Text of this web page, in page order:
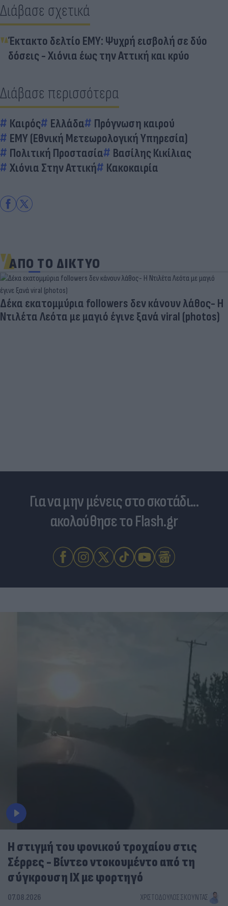
Διάβασε σχετικά
Έκτακτο δελτίο ΕΜΥ: Ψυχρή εισβολή σε δύο
δόσεις - Χιόνια έως την Αττική και κρύο
Διάβασε περισσότερα
Καιρός Ελλάδα
Πρόγνωση καιρού
ΕΜΥ (Εθνική Μετεωρολογική Υπηρεσία)
Πολιτική Προστασία
Βασίλης Κικίλιας
Χιόνια Στην Αττική
Κακοκαιρία
ΑΠΟ ΤΟ ΔΙΚΤΥΟ
Δέκα εκατομμύρια followers δεν κάνουν λάθος- Η
Ντιλέτα Λεότα με μαγιό έγινε ξανά viral (photos)
Για να μην μένεις στο σκοτάδι...
ακολούθησε το Flash.gr
Η στιγμή του φονικού τροχαίου στις
Σέρρες - Βίντεο ντοκουμέντο από τη
σύγκρουση ΙΧ με φορτηγό
07.08.2026 ΧΡΙΣΤΌΔΟΥΛΟΣ ΣΚΟΎΝΤΑΣ